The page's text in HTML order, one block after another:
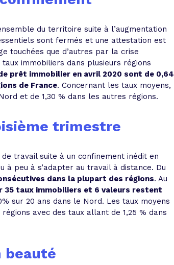
du territoire suite à l’augmentation
sont fermés et une attestation est
touchées que d’autres par la crise
immobiliers dans plusieurs régions
prêt immobilier en avril 2020 sont de 0,64
de France. Concernant les taux moyens,
et de 1,30 % dans les autres régions.
trimestre
travail suite à un confinement inédit en
peu à s’adapter au travail à distance. Du
dans la plupart des régions. Au
35 taux immobiliers et 6 valeurs restent
sur 20 ans dans le Nord. Les taux moyens
avec des taux allant de 1,25 % dans
beauté